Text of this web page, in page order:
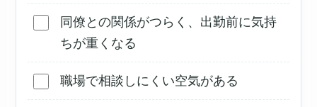
同僚との関係がつらく、出勤前に気持
ちが重くなる
職場で相談しにくい空気がある